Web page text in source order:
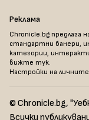
Реклама
Chronicle.bg предлага
стандартни банери,
категории,
вижте тук.
Настройки на
© Chronicle.bg,
Всички